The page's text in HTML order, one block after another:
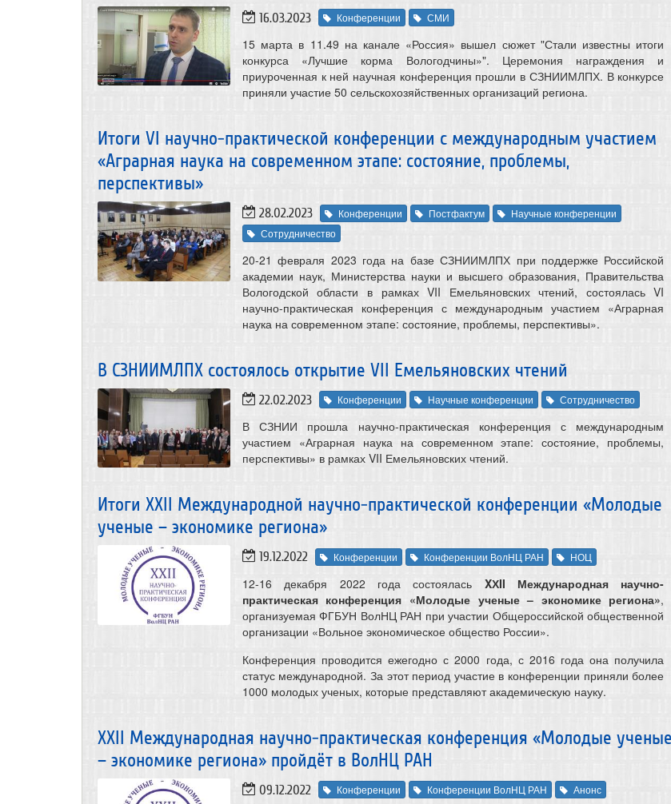
16.03.2023 Конференции СМИ
15 марта в 11.49 на канале «Россия» вышел сюжет "Стали известны итоги
конкурса «Лучшие корма Вологодчины»"‎. Церемония награждения и
приуроченная к ней научная конференция прошли в СЗНИИМЛПХ. В конкурсе
приняли участие 50 сельскохозяйственных организаций региона.
Итоги VI научно-практической конференции с международным участием
«Аграрная наука на современном этапе: состояние, проблемы,
перспективы»
28.02.2023 Конференции Постфактум
Научные конференции
Сотрудничество
20-21 февраля 2023 года на базе СЗНИИМЛПХ при поддержке Российской
академии наук, Министерства науки и высшего образования, Правительства
Вологодской области в рамках VII Емельяновских чтений, состоялась VI
научно-практическая конференция с международным участием «Аграрная
наука на современном этапе: состояние, проблемы, перспективы».
В СЗНИИМЛПХ состоялось открытие VII Емельяновских чтений
22.02.2023 Конференции Научные конференции Сотрудничество
В СЗНИИ прошла научно-практическая конференция с международным
участием «Аграрная наука на современном этапе: состояние, проблемы,
перспективы» в рамках VII Емельяновских чтений.
Итоги XXII Международной научно-практической конференции «Молодые
ученые – экономике региона»
19.12.2022 Конференции Конференции ВолНЦ РАН НОЦ
12-16 декабря 2022 года состоялась XХII Международная научно-
практическая конференция «Молодые ученые – экономике региона»,
организуемая ФГБУН ВолНЦ РАН при участии Общероссийской общественной
организации «Вольное экономическое общество России».
Конференция проводится ежегодно с 2000 года, с 2016 года она получила
статус международной. За этот период участие в конференции приняли более
1000 молодых ученых, которые представляют академическую науку.
ХХII Международная научно-практическая конференция «Молодые ученые
– экономике региона» пройдёт в ВолНЦ РАН
09.12.2022 Конференции Конференции ВолНЦ РАН Анонс